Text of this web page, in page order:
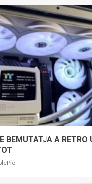
BEMUTATJA A RETRO